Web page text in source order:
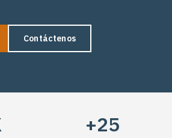
Contáctenos
+25